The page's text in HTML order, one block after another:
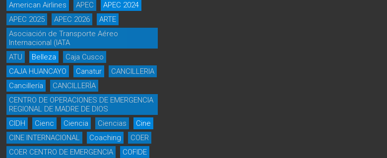
American Airlines
APEC
APEC 2024
APEC 2025
APEC 2026
ARTE
Asociación de Transporte Aéreo
Internacional (IATA
ATU
Belleza
Caja Cusco
CAJA HUANCAYO
Canatur
CANCILLERIA
Cancillería
CANCILLERÌA
CENTRO DE OPERACIONES DE EMERGENCIA
REGIONAL DE MADRE DE DIOS
CIDH
Cienc Ciencia Ciencias
Cine
CINE INTERNACIONAL
Coaching
COER
COER CENTRO DE EMERGENCIA
COFIDE